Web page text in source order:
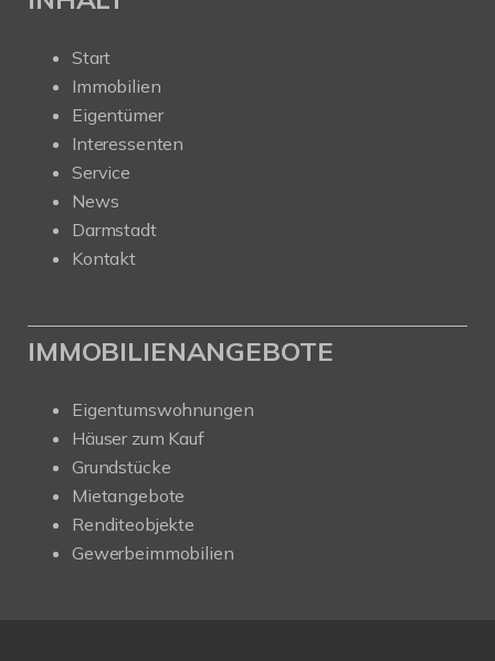
Start
Immobilien
Eigentümer
Interessenten
Service
News
Darmstadt
Kontakt
IMMOBILIENANGEBOTE
Eigentumswohnungen
Häuser zum Kauf
Grundstücke
Mietangebote
Renditeobjekte
Gewerbeimmobilien